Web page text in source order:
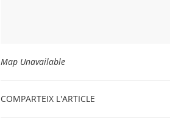
Map Unavailable
COMPARTEIX L'ARTICLE